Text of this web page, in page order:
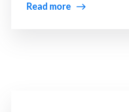
Read more